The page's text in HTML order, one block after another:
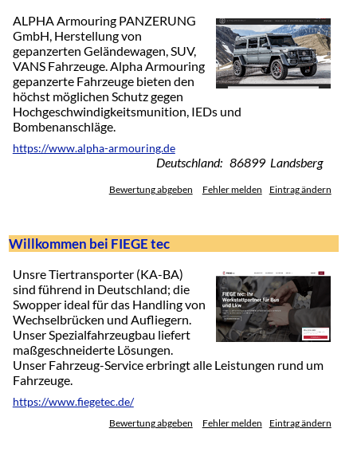
ALPHA Armouring PANZERUNG
GmbH, Herstellung von
gepanzerten Geländewagen, SUV,
VANS Fahrzeuge. Alpha Armouring
gepanzerte Fahrzeuge bieten den
höchst möglichen Schutz gegen
Hochgeschwindigkeitsmunition, IEDs und
Bombenanschläge.
https://www.alpha-armouring.de
Deutschland: 86899 Landsberg
Bewertung abgeben Fehler melden Eintrag ändern
Willkommen bei FIEGE tec
Unsre Tiertransporter (KA-BA)
sind führend in Deutschland; die
Swopper ideal für das Handling von
Wechselbrücken und Aufliegern.
Unser Spezialfahrzeugbau liefert
maßgeschneiderte Lösungen.
Unser Fahrzeug-Service erbringt alle Leistungen rund um
Fahrzeuge.
https://www.fiegetec.de/
Bewertung abgeben Fehler melden Eintrag ändern